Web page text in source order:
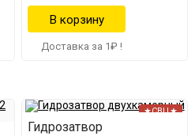
Доставка за 1₽ !
★СВЦ★
Гидрозатвор